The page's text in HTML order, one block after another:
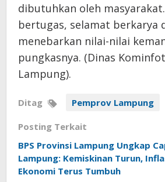
dibutuhkan oleh
bertugas, selamat berkarya
menebarkan nilai-nilai
pungkasnya. (Dinas
Lampung).
Ditag Pemprov Lampung
Posting Terkait
BPS Provinsi Lampung Ungkap
Lampung: Kemiskinan Turun,
Ekonomi Terus Tumbuh